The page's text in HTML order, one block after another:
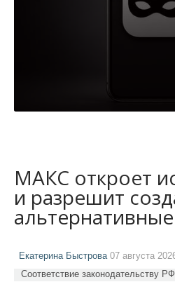
МАКС откроет
и разрешит
Екатерина Быстрова07 августа
Соответствие законодательству РФ